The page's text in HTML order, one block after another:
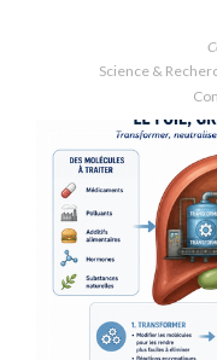
Science &